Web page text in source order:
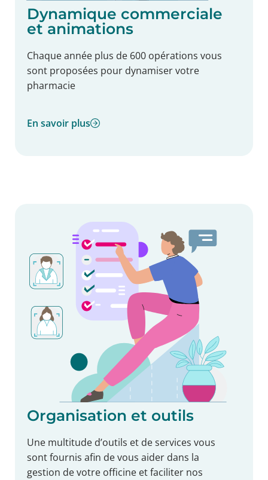
Dynamique commerciale
et animations
Chaque année plus de 600 opérations vous
sont proposées pour dynamiser votre
pharmacie
En savoir plus
Organisation et outils
Une multitude d’outils et de services vous
sont fournis afin de vous aider dans la
gestion de votre officine et faciliter nos